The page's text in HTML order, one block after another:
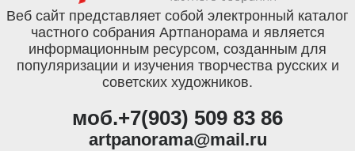
Веб сайт представляет собой электронный каталог
частного собрания Артпанорама и является
информационным ресурсом, созданным для
популяризации и изучения творчества русских и
советских художников.
моб.+7(903) 509 83 86
artpanorama@mail.ru